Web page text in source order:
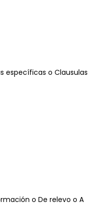
específicas o Clausulas
o De relevo o A